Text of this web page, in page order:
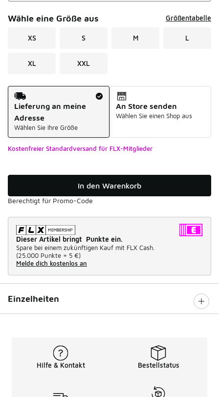
Wähle eine Größe aus Größentabelle
XS S M L
XL XXL
Versandart
Lieferung an meine
Adresse
Wählen Sie Ihre Größe
An Store senden
Wählen Sie einen Shop aus
Kostenfreier Standardversand für FLX-Mitglieder
In den Warenkorb
Berechtigt für Promo-Code
Dieser Artikel bringt Punkte ein.
Spare bei einem zukünftigen Kauf mit FLX Cash.
(25.000 Punkte = 5 €)
Melde dich kostenlos an
Einzelheiten
Hilfe & Kontakt Bestellstatus